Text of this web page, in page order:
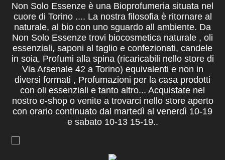
Non Solo Essenze è una Bioprofumeria situata nel
cuore di Torino .... La nostra filosofia è ritornare al
naturale, al bio con uno sguardo all ambiente. Da
Non Solo Essenze trovi biocosmetica naturale , oli
essenziali, saponi al taglio e confezionati, candele
in soia, Profumi alla spina (ricaricabili nello store di
Via Arsenale 42 a Torino) equivalenti e non in
diversi formati , Profumazioni per la casa prodotti
con oli essenziali e tanto altro... Acquistate nel
nostro e-shop o venite a trovarci nello store aperto
con orario continuato dal martedì al venerdì 10-19
e sabato 10-13 15-19..